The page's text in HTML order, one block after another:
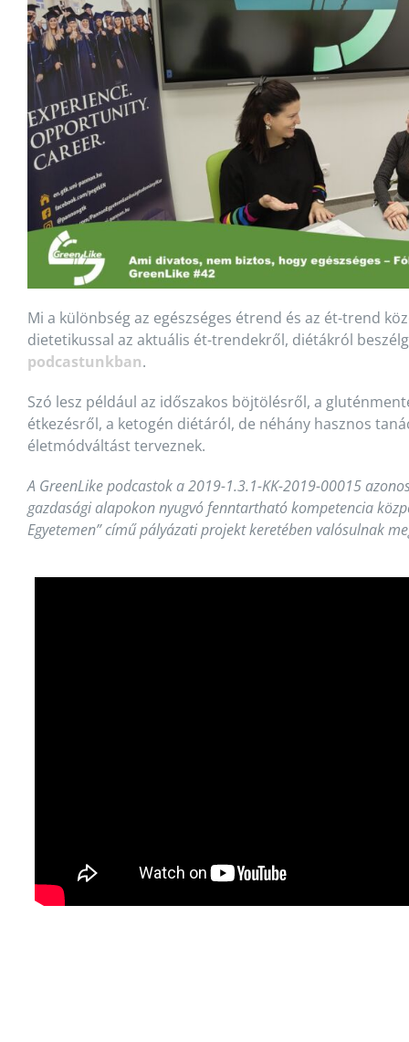
Mi a különbség az egészséges étrend és az ét-trend
dietetikussal az aktuális ét-trendekről, diétákról
podcastunkban.
Szó lesz például az időszakos böjtölésről, a
étkezésről, a ketogén diétáról, de néhány hasznos
életmódváltást terveznek.
A GreenLike podcastok a 2019-1.3.1-KK-2019-00015
gazdasági alapokon nyugvó fenntartható kompetencia
Egyetemen” című pályázati projekt keretében valósulnak